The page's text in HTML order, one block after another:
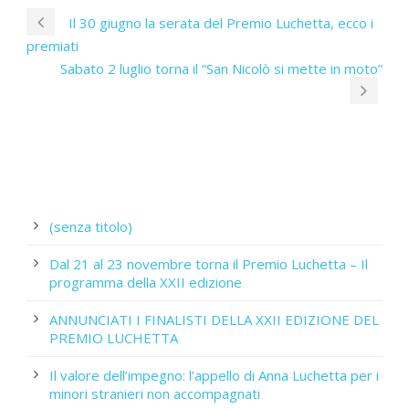
Il 30 giugno la serata del Premio Luchetta, ecco i
premiati
Sabato 2 luglio torna il “San Nicolò si mette in moto”
(senza titolo)
Dal 21 al 23 novembre torna il Premio Luchetta – Il
programma della XXII edizione
ANNUNCIATI I FINALISTI DELLA XXII EDIZIONE DEL
PREMIO LUCHETTA
Il valore dell’impegno: l’appello di Anna Luchetta per i
minori stranieri non accompagnati